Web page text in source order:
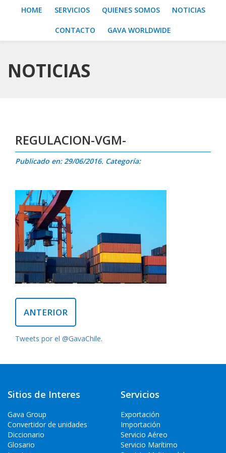
HOME SERVICIOS QUIENES SOMOS NOTICIAS
CONTACTO GAVA WORLDWIDE
NOTICIAS
REGULACION-VGM-
Publicado en: 29/06/2016. Categoría:
ANTERIOR
Tweets por el @GavaChile.
Sitios de Interes
Gava Group
Convertidor de unidades
Diccionario
Glosario
Servicios
Exportación
Importación
Servicio Aéreo
Servicio Marítimo